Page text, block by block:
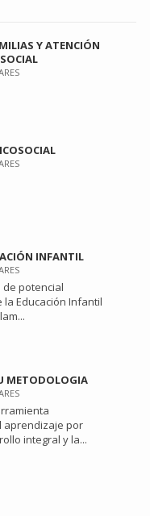
Y ATENCIÓN
INFANTIL
de potencial
la Educación Infantil
METODOLOGIA
aprendizaje por
integral y la...